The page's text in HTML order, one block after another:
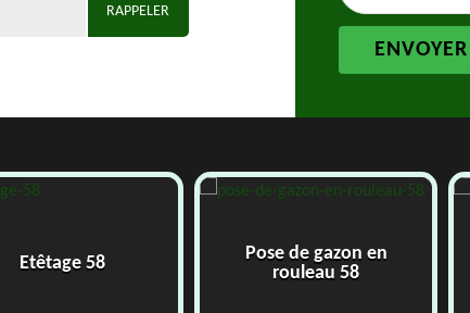
Etêtage 58
Pose de gazon en
rouleau 58